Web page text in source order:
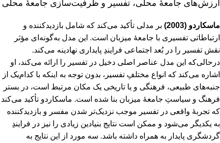
ارزش‌های جامعۀ محلی، تفسیر و ظرفیت‌سازی جامعۀ محلی
ماسکاردو (2003)
بر مدلی تأکید می‌کند که شامل بازدیدکننده و
ارتباطاتی تفسیری با جامعۀ میزبان است. این مدل به‌گونه‌ای مؤثر
نقش تفسیر را در بُعد اجتماعی فرایندِ پایداری نهادینه می‌کند.
درحالی‌که این مدل عناصر اصلی دخیل در تفسیر را ارائه می‌کند، او
اشاره می‌کند که انواع مختلفِ تفسیر، بدون توجه به اینکه با کدام‌یک از
جنبه‌های طبیعی، فرهنگی و یا تاریخی یک مکان مرتبط است، در بستر
فرهنگ و سیاستِ جامعۀ میزبان بنا شده است. ماسکاردو تأکید می‌کند
که تجربۀ واقعی در تفسیر موجب نزدیک‌تر شدن مفسر و بازدیدکننده
به یکدیگر می‌شود و ممکن است نتایج بنیادین زیادی را نیز در فرایندِ
گردشگری پایدار به همراه داشته باشد. سه مورد از این نتایج به